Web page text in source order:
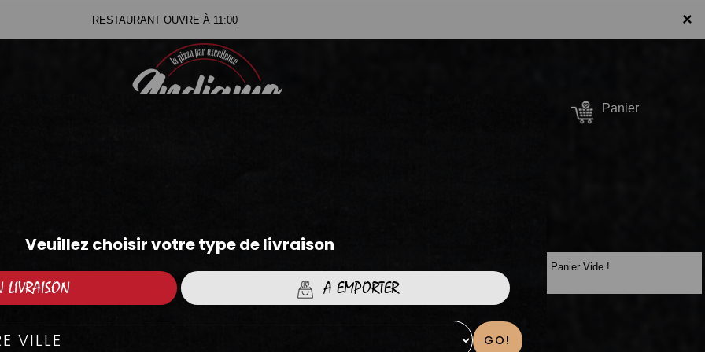
×
RES
Panier
PIZZAS TOMATE Panier Vide !